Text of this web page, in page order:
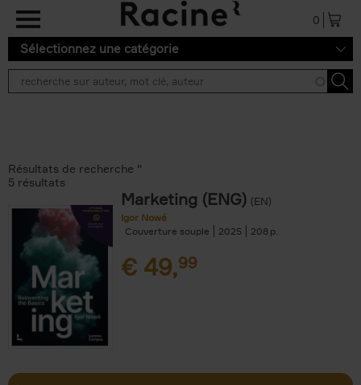
Aller au contenu principal
0
Sélectionnez une catégorie
Résultats de recherche ''
5 résultats
Marketing (ENG) (EN)
Igor Nowé
Couverture souple
2025 208
€ 49,99